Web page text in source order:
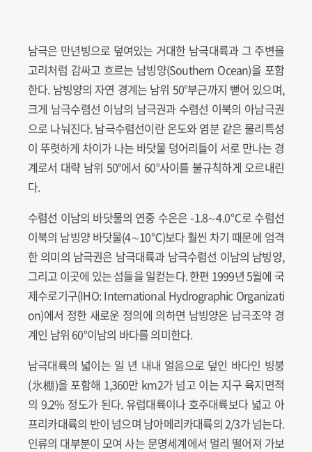
남극은 만년빙으로 덮여있는 거대한 남극대륙과 그 주변을
고리처럼 감싸고 흐르는 남빙양(Southern Ocean)을 포함
한다. 남빙양의 자연 경계는 남위 50°부근까지 뻗어 있으며,
크게 남극수렴선 이남의 남극권과 수렴선 이북의 아남극권
으로 나눠진다. 남극수렴선이란 온도와 염분 같은 물리특성
이 뚜렷하게 차이가 나는 바닷물 덩어리들이 서로 만나는 경
계로서 대략 남위 50°에서 60°사이를 불규칙하게 오르내린
다.
수렴선 이남의 바닷물의 연중 수온은 -1.8∼4.0℃로 수렴선
이북의 남빙양 바닷물(4∼10℃)보다 훨씬 차기 때문에 엄격
한 의미의 남극권은 남극대륙과 남극수렴선 이남의 남빙양,
그리고 이곳에 있는 섬들을 일컫는다. 한편 1999년 5월에 국
제수로기구(IHO: International Hydrographic Organizati
on)에서 정한 새로운 정의에 의하면 남빙양은 남극조약 경
계인 남위 60°이남의 바다를 의미한다.
남극대륙의 넓이는 일 년 내내 얼음으로 덮인 바다인 빙붕
(氷棚)을 포함해 1,360만 km2가 넘고 이는 지구 육지면적
의 9.2% 정도가 된다. 유럽대륙이나 호주대륙보다 넓고 아
프리카대륙의 반이 넘으며 남아메리카대륙의 2/3가 넘는다.
인류의 대부분이 모여 사는 문명세계에서 멀리 떨어져 가보